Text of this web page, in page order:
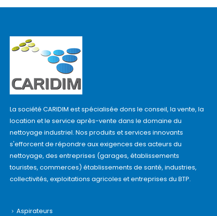
La société CARIDIM est spécialisée dons le conseil, la vente, la
location et le service après-vente dans le domaine du
nettoyage industriel. Nos produits et services innovants
s'efforcent de répondre aux exigences des acteurs du
nettoyage, des entreprises (garages, établissements
touristes, commerces) établissements de santé, industries,
collectivités, exploitations agricoles et entreprises du BTP.
Aspirateurs